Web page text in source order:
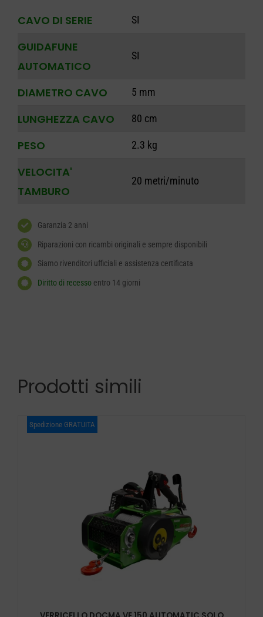
CAVO DI SERIE SI
GUIDAFUNE
AUTOMATICO
SI
DIAMETRO CAVO 5 mm
LUNGHEZZA CAVO 80 cm
PESO 2.3 kg
VELOCITA'
TAMBURO
20 metri/minuto
Garanzia 2 anni
Riparazioni con ricambi originali e sempre disponibili
Siamo rivenditori ufficiali e assistenza certificata
Diritto di recessoentro 14 giorni
Prodotti simili
Spedizione GRATUITA